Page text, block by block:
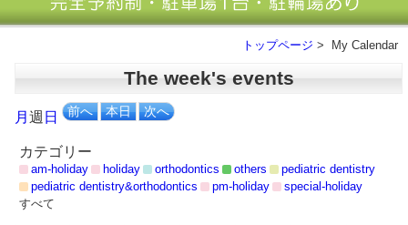
トップページ > My Calendar
The week's events
月週 日 前へ 本日 次へ
カテゴリー
am-holiday holiday orthodontics others
pediatric dentistry
pediatric dentistry&orthodontics
pm-holiday
special-holiday
すべて